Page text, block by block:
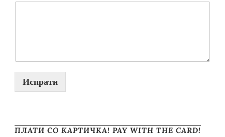
Испрати
ПЛАТИ СО КАРТИЧКА! PAY WITH THE CARD!